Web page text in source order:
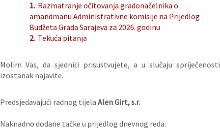
1. Razmatranje očitovanja gradonačelnika o
amandmanu Administrativne komisije na Prijedlog
Budžeta Grada Sarajeva za 2026. godinu
2. Tekuća pitanja
Molim Vas, da sjednici prisustvujete, a u slučaju spriječenosti
izostanak najavite.
Predsjedavajući radnog tijela Alen Girt, s.r.
Naknadno dodane tačke u prijedlog dnevnog reda: